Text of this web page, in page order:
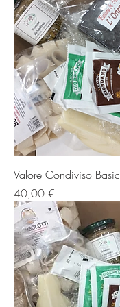
Valore Condiviso Basic
Prezzo
40,00 €